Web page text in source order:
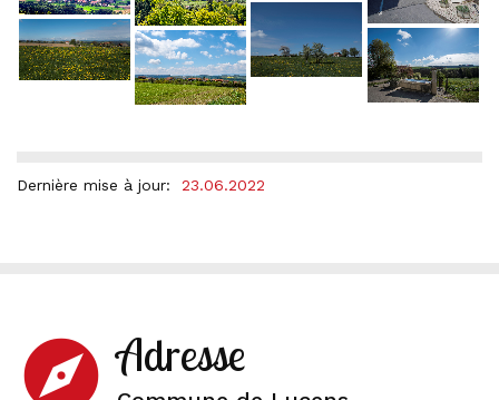
Dernière mise à jour: 23.06.2022
explore Adresse